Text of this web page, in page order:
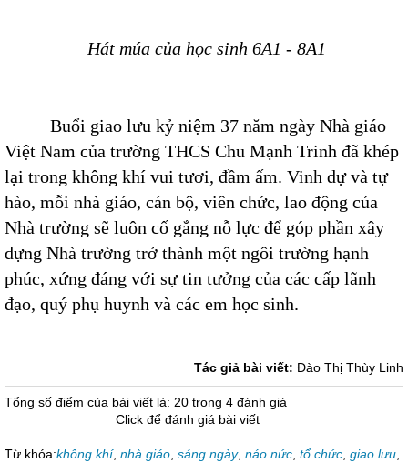
Hát múa của học sinh 6A1 - 8A1
Buổi giao lưu kỷ niệm 37 năm ngày Nhà giáo
Việt Nam của trường THCS Chu Mạnh Trinh đã khép
lại trong không khí vui tươi, đầm ấm. Vinh dự và tự
hào, mỗi nhà giáo, cán bộ, viên chức, lao động của
Nhà trường sẽ luôn cố gắng nỗ lực để góp phần xây
dựng Nhà trường trở thành một ngôi trường hạnh
phúc, xứng đáng với sự tin tưởng của các cấp lãnh
đạo, quý phụ huynh và các em học sinh.
Tác giả bài viết: Đào Thị Thùy Linh
Tổng số điểm của bài viết là: 20 trong 4 đánh giá
Click để đánh giá bài viết
Từ khóa:không khí, nhà giáo sáng ngày, náo nức tổ chức giao lưu